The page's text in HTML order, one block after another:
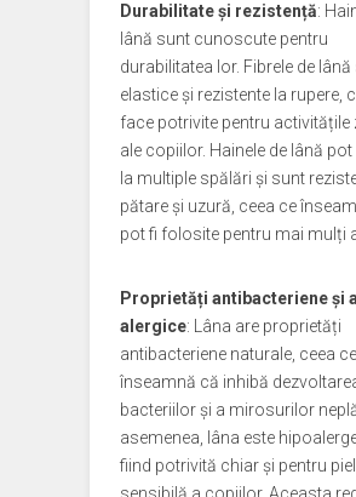
Durabilitate și rezistență:
lână sunt cunoscute pentru
durabilitatea lor. Fibrele de
elastice și rezistente la rupere,
face potrivite pentru activitățile
ale copiilor. Hainele de lână
la multiple spălări și sunt
pătare și uzură, ceea ce
pot fi folosite pentru mai mulți
Proprietăți antibacteriene și
alergice: Lâna are proprietăți
antibacteriene naturale, ceea ce
înseamnă că inhibă
bacteriilor și a mirosurilor
asemenea, lâna este
fiind potrivită chiar și pentru